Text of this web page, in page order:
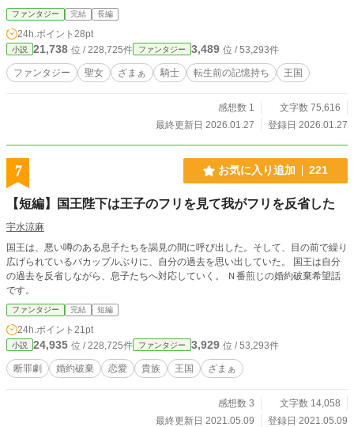
ファンタジー 完結 長編
24h.ポイント 28pt
小説 21,738 位 / 228,725件 ファンタジー 3,489 位 / 53,293件
ファンタジー 聖女 ざまぁ 騎士 転生前の記憶持ち 王国
感想数 1
文字数 75,616
最終更新日 2026.01.27
登録日 2026.01.27
7 お気に入り追加 221
【短編】国王陛下は王子のフリを見て我がフリを反省した
宇水涼麻
国王は、悪い噂のある息子たちを謁見の間に呼び出した。そして、目の前で繰り
広げられているバカップルぶりに、自分の過去を思い出していた。 国王は自分
の過去を反省しながら、息子たちへ対応していく。 Ｎ番煎じの婚約破棄希望話
です。
ファンタジー 完結 短編
24h.ポイント 21pt
小説 24,935 位 / 228,725件 ファンタジー 3,929 位 / 53,293件
断罪劇 婚約破棄 恋愛 貴族 王国 ざまぁ
感想数 3
文字数 14,058
最終更新日 2021.05.09
登録日 2021.05.09